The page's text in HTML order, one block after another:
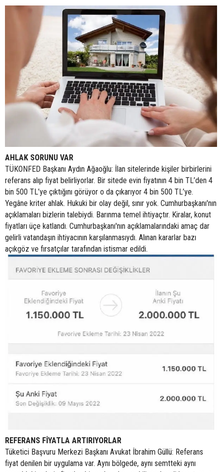
AHLAK SORUNU VAR
TÜKONFED Başkanı Aydın Ağaoğlu: İlan sitelerinde kişiler birbirlerini
referans alıp fiyat belirliyorlar. Bir sitede evin fiyatının 4 bin TL’den 4
bin 500 TL’ye çıktığını görüyor o da çıkarıyor 4 bin 500 TL’ye.
Yegâne kriter ahlak. Hukuki bir olay değil, sınır yok. Cumhurbaşkanı'nın
açıklamaları bizlerin talebiydi. Barınma temel ihtiyaçtır. Kiralar, konut
fiyatları üçe katlandı. Cumhurbaşkanı'nın açıklamalarındaki amaç dar
gelirli vatandaşın ihtiyacının karşılanmasıydı. Alınan kararlar bazı
açıkgöz ve fırsatçılar tarafından istismar edildi.
REFERANS FİYATLA ARTIRIYORLAR
Tüketici Başvuru Merkezi Başkanı Avukat İbrahim Güllü: Referans
fiyat denilen bir uygulama var. Aynı bölgede, aynı semtteki aynı